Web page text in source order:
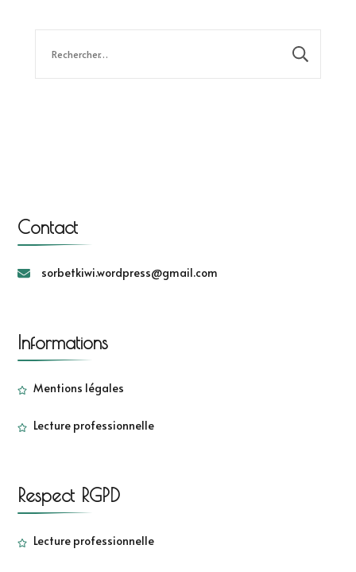
Contact
sorbetkiwi.wordpress@gmail.com
Informations
Mentions légales
Lecture professionnelle
Respect RGPD
Lecture professionnelle